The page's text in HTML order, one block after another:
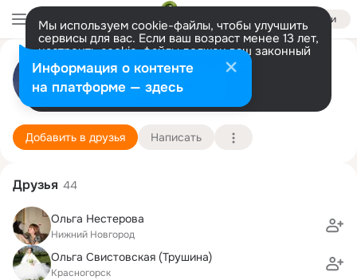
Войти
Мы используем cookie-файлы, чтобы улучшить
сервисы для вас. Если ваш возраст менее 13 лет,
настроить cookie-файлы должен ваш законный
представитель. Больше информации
Разрешить все Настроить
Мария Уварова
Москва
16 мая (54 года)
54 школа (с углубленным изучением
Подробнее
Добавить в друзья Написать
Друзья 44
Ольга Нестерова
Нижний Новгород
Ольга Свистовская (Трушина)
Красногорск
Информация о контенте
на платформе — здесь